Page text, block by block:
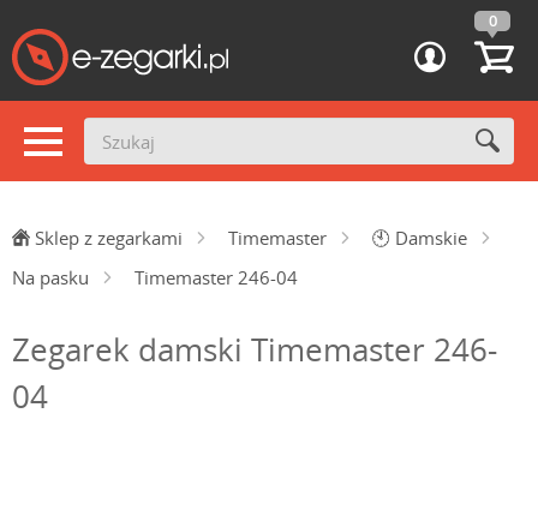
0
Sklep z zegarkami Timemaster 🕙 Damskie
Na pasku
Timemaster 246-04
Zegarek damski Timemaster 246-
04